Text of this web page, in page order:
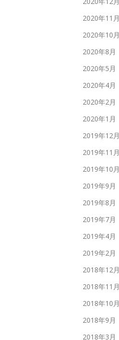
2020年11月
2020年10月
2020年8月
2020年5月
2020年4月
2020年2月
2020年1月
2019年12月
2019年11月
2019年10月
2019年9月
2019年8月
2019年7月
2019年4月
2019年2月
2018年12月
2018年11月
2018年10月
2018年9月
2018年3月